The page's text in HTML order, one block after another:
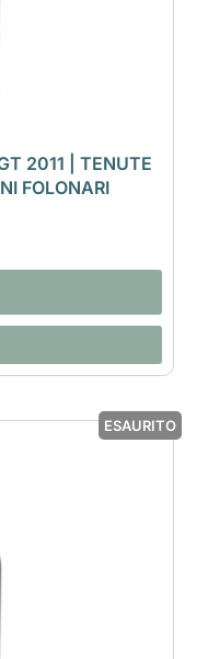
2011 | TENUTE
FOLONARI
ESAURITO